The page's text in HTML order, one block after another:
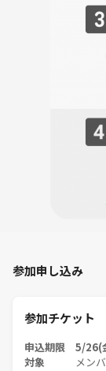
--日時、集合場所--
現地払い：1000円
--持ち物--
飲み物や、お菓子
※軽いお菓子は用
参加申し込み
参加チケット
申込期限 5/26(
対象 メン